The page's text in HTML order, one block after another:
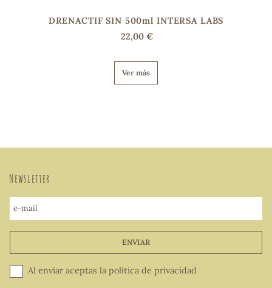
DRENACTIF SIN 500ml INTERSA LABS
22,00 €
Ver más
Newsletter
e-mail
ENVIAR
Al enviar aceptas la política de privacidad